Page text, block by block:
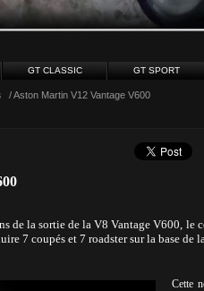
GT CLASSIC GT SPORT
/ Aston Martin V12 Vantage V600
de la sortie de la V8 Vantage V600, le
7 coupés et 7 roadster sur la base de
Cette